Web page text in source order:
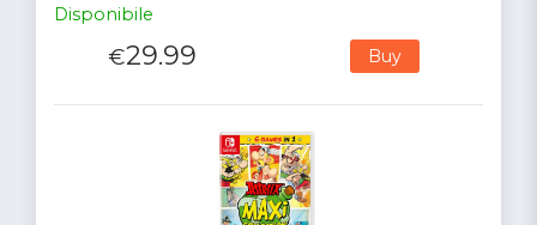
Disponibile
€29.99 Buy